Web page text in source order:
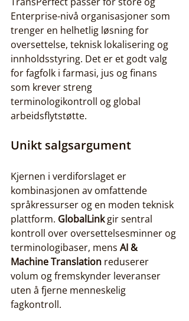
Enterprise-nivå organisasjoner som
trenger en helhetlig løsning for
oversettelse, teknisk lokalisering og
innholdsstyring. Det er et godt valg
for fagfolk i farmasi, jus og finans
som krever streng
terminologikontroll og global
arbeidsflytstøtte.
Unikt salgsargument
Kjernen i verdiforslaget er
kombinasjonen av omfattende
språkressurser og en moden teknisk
plattform. GlobalLink gir sentral
kontroll over oversettelsesminner og
terminologibaser, mens AI &
Machine Translation reduserer
volum og fremskynder leveranser
uten å fjerne menneskelig
fagkontroll.